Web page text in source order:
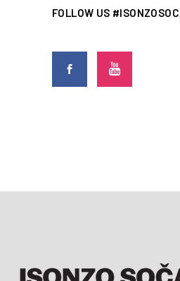
FOLLOW US